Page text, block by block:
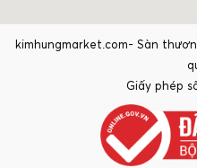
kimhungmarket.com- Sàn
Giấy phép